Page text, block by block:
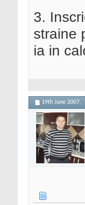
3.
straine
ia in
19th June 2007,